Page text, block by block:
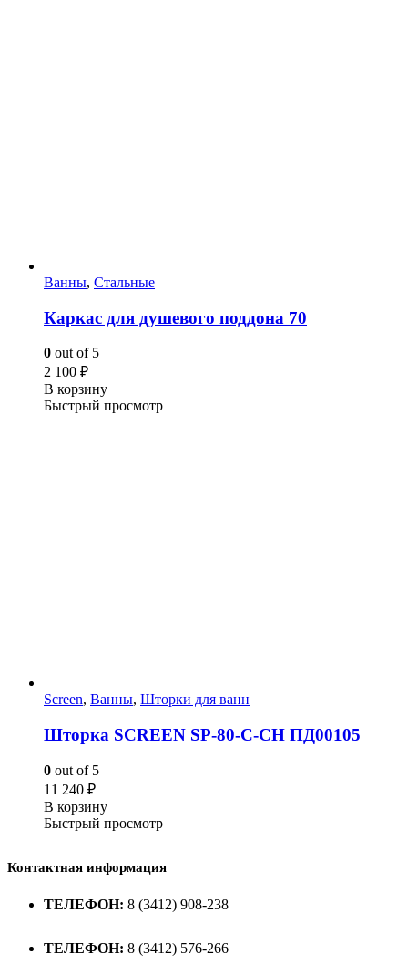
Ванны, Стальные
Каркас для душевого поддона 70
0 out of 5
2 100 ₽
В корзину
Быстрый просмотр
Screen, Ванны, Шторки для ванн
Шторка SCREEN SP-80-C-CH ПД00105
0 out of 5
11 240 ₽
В корзину
Быстрый просмотр
Контактная информация
ТЕЛЕФОН: 8 (3412) 908-238
ТЕЛЕФОН: 8 (3412) 576-266